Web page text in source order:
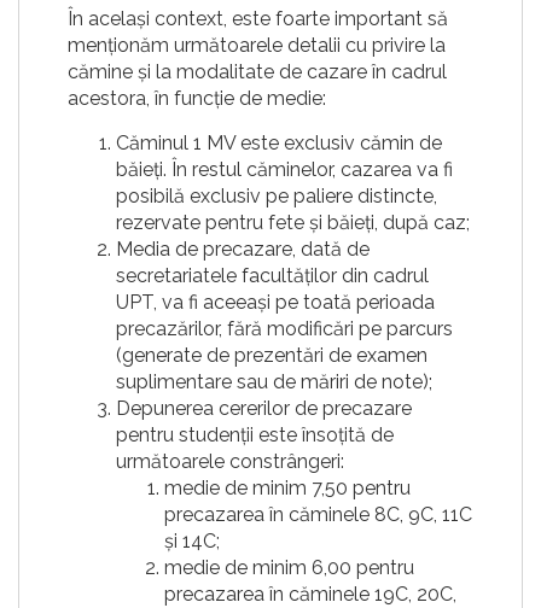
În același context, este foarte important să
menționăm următoarele detalii cu privire la
cămine și la modalitate de cazare în cadrul
acestora, în funcție de medie:
Căminul 1 MV este exclusiv cămin de
băieţi. În restul căminelor, cazarea va fi
posibilă exclusiv pe paliere distincte,
rezervate pentru fete și băieți, după caz;
Media de precazare, dată de
secretariatele facultăților din cadrul
UPT, va fi aceeași pe toată perioada
precazărilor, fără modificări pe parcurs
(generate de prezentări de examen
suplimentare sau de măriri de note);
Depunerea cererilor de precazare
pentru studenții este însoțită de
următoarele constrângeri:
medie de minim 7,50 pentru
precazarea în căminele 8C, 9C, 11C
și 14C;
medie de minim 6,00 pentru
precazarea în căminele 19C, 20C,